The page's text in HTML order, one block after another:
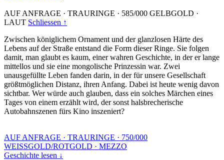
AUF ANFRAGE · TRAURINGE · 585/000 GELBGOLD ·
LAUT Schliessen ↑
Zwischen königlichem Ornament und der glanzlosen Härte des
Lebens auf der Straße entstand die Form dieser Ringe. Sie folgen
damit, man glaubt es kaum, einer wahren Geschichte, in der er lange
mittellos und sie eine mongolische Prinzessin war. Zwei
unausgefüllte Leben fanden darin, in der für unsere Gesellschaft
größtmöglichen Distanz, ihren Anfang. Dabei ist heute wenig davon
sichtbar. Wer würde auch glauben, dass ein solches Märchen eines
Tages von einem erzählt wird, der sonst halsbrecherische
Autobahnszenen fürs Kino inszeniert?
AUF ANFRAGE · TRAURINGE · 750/000
WEISSGOLD/ROTGOLD · MEZZO
Geschichte lesen ↓